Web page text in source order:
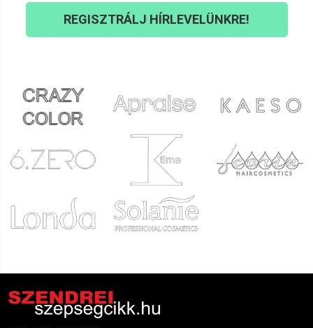
REGISZTRÁLJ HÍRLEVELÜNKRE!